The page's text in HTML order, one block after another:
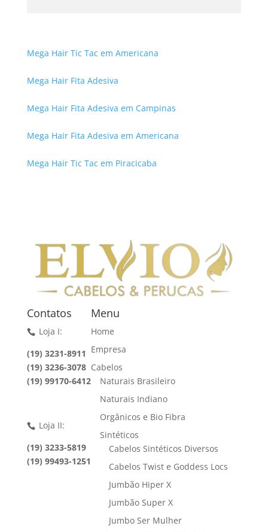
Mega Hair Tic Tac em Americana
Mega Hair Fita Adesiva
Mega Hair Fita Adesiva em Campinas
Mega Hair Fita Adesiva em Americana
Mega Hair Tic Tac em Piracicaba
Contatos
Loja I:
(19) 3231-8911
(19) 3236-3078
(19) 99170-6412
Loja II:
(19) 3233-5819
(19) 99493-1251
Menu
Home
Empresa
Cabelos
Naturais Brasileiro
Naturais Indiano
Orgânicos e Bio Fibra
Sintéticos
Cabelos Sintéticos Diversos
Cabelos Twist e Goddess Locs
Jumbão Hiper X
Jumbão Super X
Jumbo Ser Mulher